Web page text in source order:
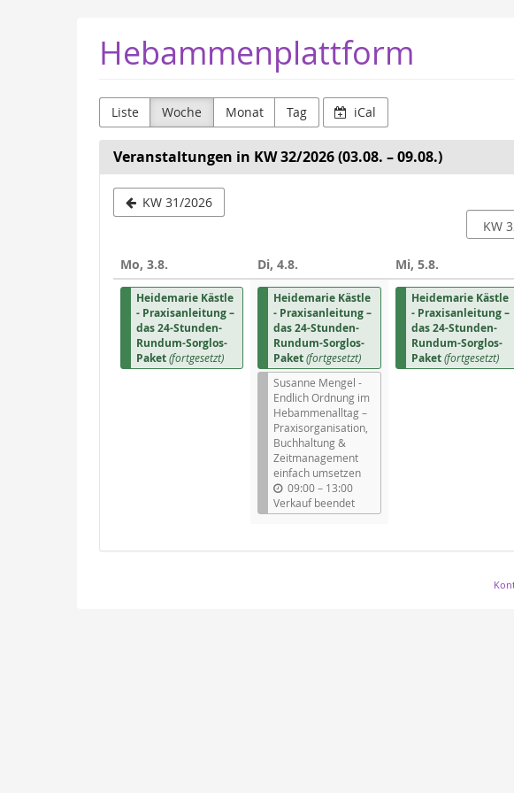
Hebammenplattform
Liste Woche Monat Tag iCal
Veranstaltungen in KW 32/2026 (03.08. – 09.08.)
KW 31/2026
auswählen
Mo, 3.8.
Heidemarie Kästle
- Praxisanleitung –
das 24-Stunden-
Rundum-Sorglos-
Paket(fortgesetzt)
Di, 4.8.
Heidemarie Kästle
- Praxisanleitung –
das 24-Stunden-
Rundum-Sorglos-
Paket(fortgesetzt)
Susanne Mengel -
Endlich Ordnung im
Hebammenalltag –
Praxisorganisation,
Buchhaltung &
Zeitmanagement
einfach umsetzen
09:00 –b
i
s
13:00
Verkauf beendet
Mi, 5.8.
Heidemarie Kästle
- Praxisanleitung –
das 24-Stunden-
Rundum-Sorglos-
Paket(fortgesetzt)